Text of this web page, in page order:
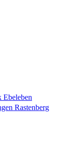
Ebeleben
Rastenberg